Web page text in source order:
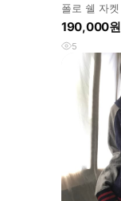
폴로 쉘 자켓
190,000원
5